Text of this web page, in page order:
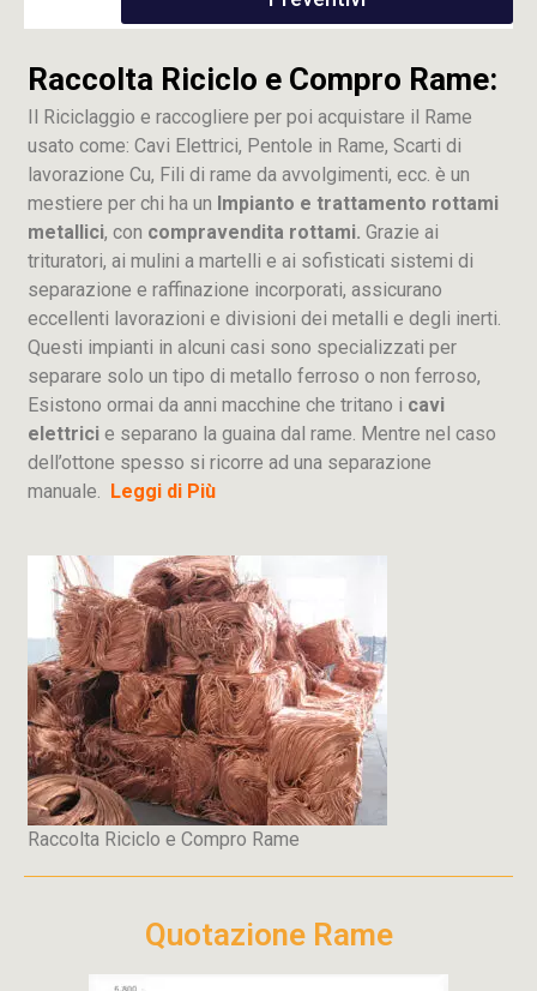
Raccolta Riciclo e Compro Rame:
Il Riciclaggio e raccogliere per poi acquistare il Rame
usato come: Cavi Elettrici, Pentole in Rame, Scarti di
lavorazione Cu, Fili di rame da avvolgimenti, ecc. è un
mestiere per chi ha un Impianto e trattamento rottami
metallici, con compravendita rottami. Grazie ai
trituratori, ai mulini a martelli e ai sofisticati sistemi di
separazione e raffinazione incorporati, assicurano
eccellenti lavorazioni e divisioni dei metalli e degli inerti.
Questi impianti in alcuni casi sono specializzati per
separare solo un tipo di metallo ferroso o non ferroso,
Esistono ormai da anni macchine che tritano i cavi
elettrici e separano la guaina dal rame. Mentre nel caso
dell’ottone spesso si ricorre ad una separazione
manuale. Leggi di Più
Raccolta Riciclo e Compro Rame
Quotazione Rame